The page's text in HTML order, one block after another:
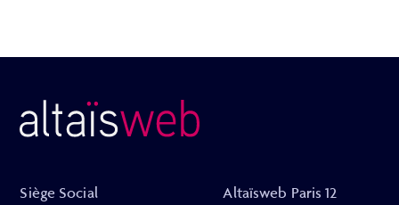
Siège Social Altaïsweb Paris 12